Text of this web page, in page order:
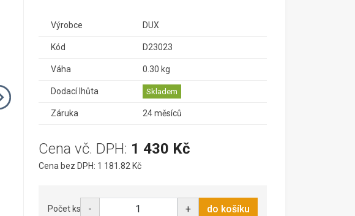
Výrobce DUX
Kód D23023
Váha 0.30 kg
Dodací lhůta Skladem
Záruka 24 měsíců
Cena vč. DPH: 1 430 Kč
Cena bez DPH: 1 181.82 Kč
Počet ks - + do košíku